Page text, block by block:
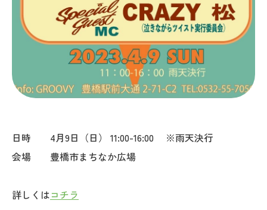
日時 4月9日（日） 11:00-16:00 ※雨天決行
会場 豊橋市まちなか広場
詳しくはコチラ